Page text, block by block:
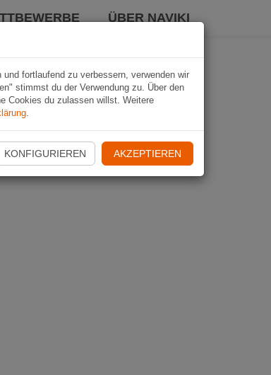
ÜBER NAVIKI
fortlaufend zu verbessern, verwenden wir
stimmst du der Verwendung zu. Über den
Cookies du zulassen willst. Weitere
.
KONFIGURIEREN AKZEPTIEREN